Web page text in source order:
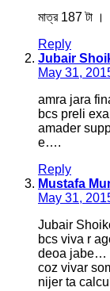
মাত্র 187 টা ।
Reply
Jubair
May 31,
amra jara
bcs preli
amader
e….
Reply
Mustafa
May 31,
Jubair
bcs viva r
deoa jabe…
coz vivar
nijer ta